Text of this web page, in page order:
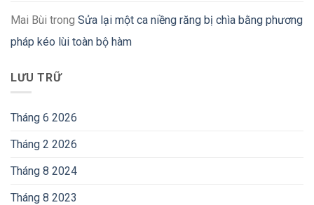
Mai Bùi trong Sửa lại một ca niềng răng bị chìa bằng phương
pháp kéo lùi toàn bộ hàm
LƯU TRỮ
Tháng 6 2026
Tháng 2 2026
Tháng 8 2024
Tháng 8 2023